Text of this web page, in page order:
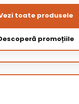
toate produsele
promoțiile